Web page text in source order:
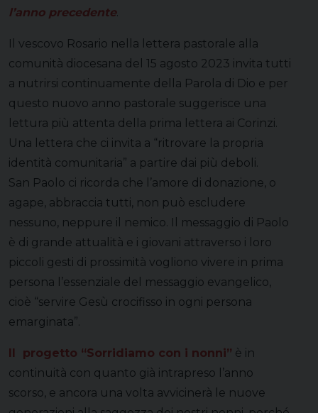
l’anno precedente.
Il vescovo Rosario nella lettera pastorale alla
comunità diocesana del 15 agosto 2023 invita tutti
a nutrirsi continuamente della Parola di Dio e per
questo nuovo anno pastorale suggerisce una
lettura più attenta della prima lettera ai Corinzi.
Una lettera che ci invita a “ritrovare la propria
identità comunitaria” a partire dai più deboli.
San Paolo ci ricorda che l’amore di donazione, o
agape, abbraccia tutti, non può escludere
nessuno, neppure il nemico. Il messaggio di Paolo
è di grande attualità e i giovani attraverso i loro
piccoli gesti di prossimità vogliono vivere in prima
persona l’essenziale del messaggio evangelico,
cioè “servire Gesù crocifisso in ogni persona
emarginata”.
Il progetto “Sorridiamo con i nonni” è in
continuità con quanto già intrapreso l’anno
scorso, e ancora una volta avvicinerà le nuove